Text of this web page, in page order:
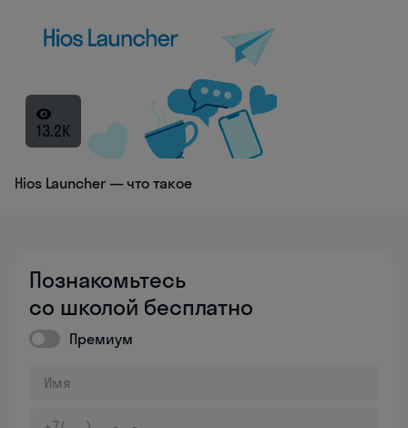
13.2K
Hios Launcher — что такое
Познакомьтесь
со школой бесплатно
Премиум